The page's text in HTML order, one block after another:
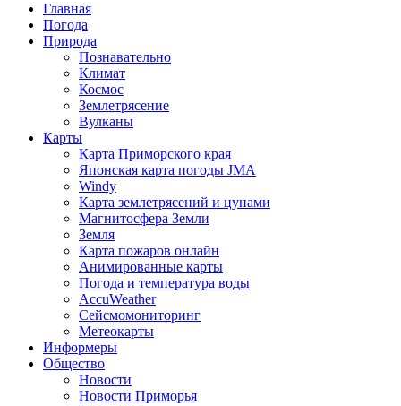
Главная
Погода
Природа
Познавательно
Климат
Космос
Землетрясение
Вулканы
Карты
Карта Приморского края
Японская карта погоды JMA
Windy
Карта землетрясений и цунами
Магнитосфера Земли
Земля
Карта пожаров онлайн
Анимированные карты
Погода и температура воды
AccuWeather
Сейсмомониторинг
Метеокарты
Информеры
Общество
Новости
Новости Приморья